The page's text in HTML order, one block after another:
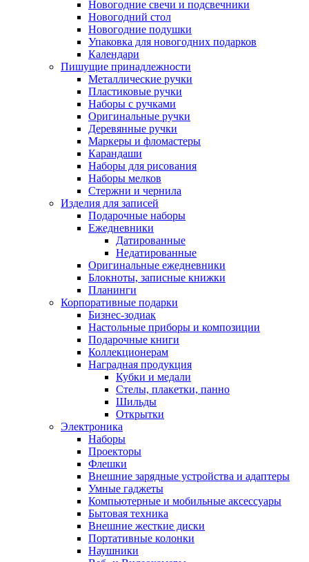
Новогодние свечи и подсвечники
Новогодний стол
Новогодние подушки
Упаковка для новогодних подарков
Календари
Пишущие принадлежности
Металлические ручки
Пластиковые ручки
Наборы с ручками
Оригинальные ручки
Деревянные ручки
Маркеры и фломастеры
Карандаши
Наборы для рисования
Наборы мелков
Стержни и чернила
Изделия для записей
Подарочные наборы
Ежедневники
Датированные
Недатированные
Оригинальные ежедневники
Блокноты, записные книжки
Планинги
Корпоративные подарки
Бизнес-зодиак
Настольные приборы и композиции
Подарочные книги
Коллекционерам
Наградная продукция
Кубки и медали
Стелы, плакетки, панно
Шильды
Открытки
Электроника
Наборы
Проекторы
Флешки
Внешние зарядные устройства и адаптеры
Умные гаджеты
Компьютерные и мобильные аксессуары
Бытовая техника
Внешние жесткие диски
Портативные колонки
Наушники